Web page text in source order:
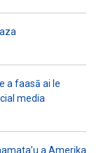
a faasā ai le
media
a Amerika